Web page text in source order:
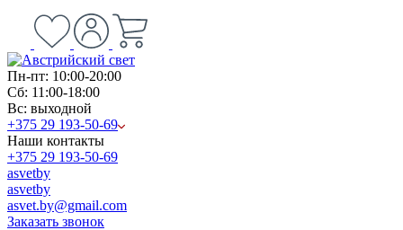
Пн-пт: 10:00-20:00
Сб: 11:00-18:00
Вс: выходной
+375 29 193-50-69
Наши контакты
+375 29 193-50-69
asvetby
asvetby
asvet.by@gmail.com
Заказать звонок